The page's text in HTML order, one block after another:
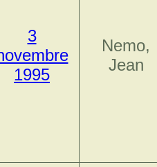
3
1995
Nemo,
Jean